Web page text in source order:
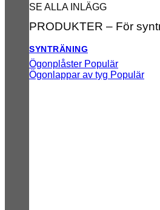
SE ALLA INLÄGG
PRODUKTER – För
SYNTRÄNING
Ögonplåster
Ögonlappar av tyg